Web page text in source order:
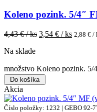
Koleno pozink. 5/4″
4,43€ / ks 3,54 € / ks 2,88 € /
Na sklade
množstvo Koleno pozink. 5/
Do košíka
Akcia
Číslo položky: 1232 | GEBO 92-